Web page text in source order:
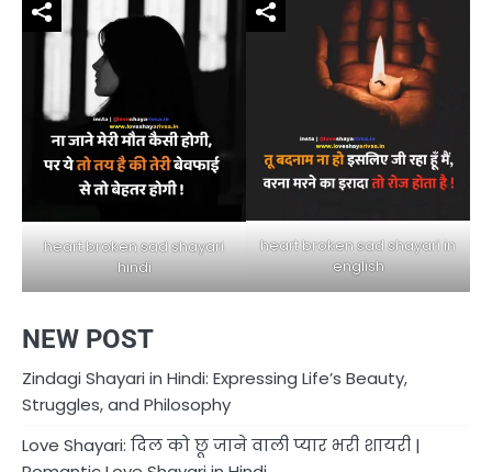
heart broken sad shayari
hindi
heart broken sad shayari in
english
NEW POST
Zindagi Shayari in Hindi: Expressing Life’s Beauty,
Struggles, and Philosophy
Love Shayari: दिल को छू जाने वाली प्यार भरी शायरी |